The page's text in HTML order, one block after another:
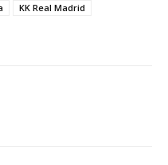
KK Real Madrid